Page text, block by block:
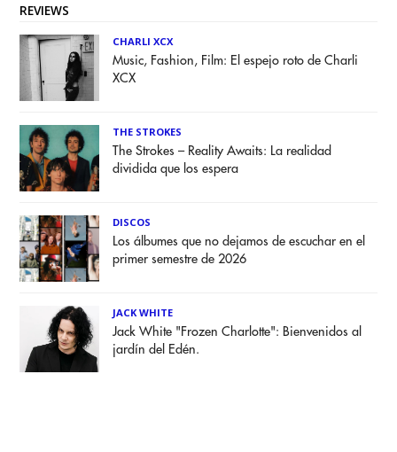
REVIEWS
CHARLI XCX
Music, Fashion, Film: El espejo roto de Charli
XCX
THE STROKES
The Strokes – Reality Awaits: La realidad
dividida que los espera
DISCOS
Los álbumes que no dejamos de escuchar en el
primer semestre de 2026
JACK WHITE
Jack White "Frozen Charlotte": Bienvenidos al
jardín del Edén.